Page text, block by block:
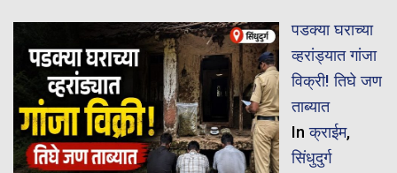
पडक्या घराच्या
व्हरांड्यात गांजा
विक्री! तिघे जण
ताब्यात
Inक्राईम,
सिंधुदुर्ग